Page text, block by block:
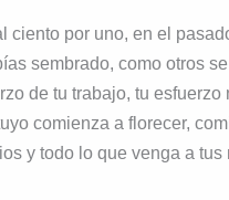
ciento por uno, en el
sembrado, como otros
de tu trabajo, tu esfuerzo
comienza a florecer,
y todo lo que venga a tus